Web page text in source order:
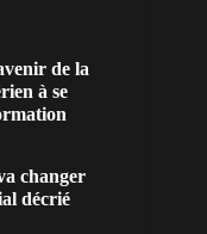
de la
à se
changer
décrié